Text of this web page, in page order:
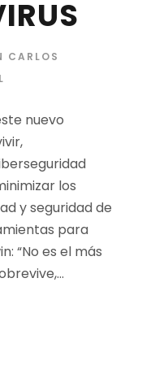
CARLOS
nuevo
los
y seguridad de
para
“No es el más